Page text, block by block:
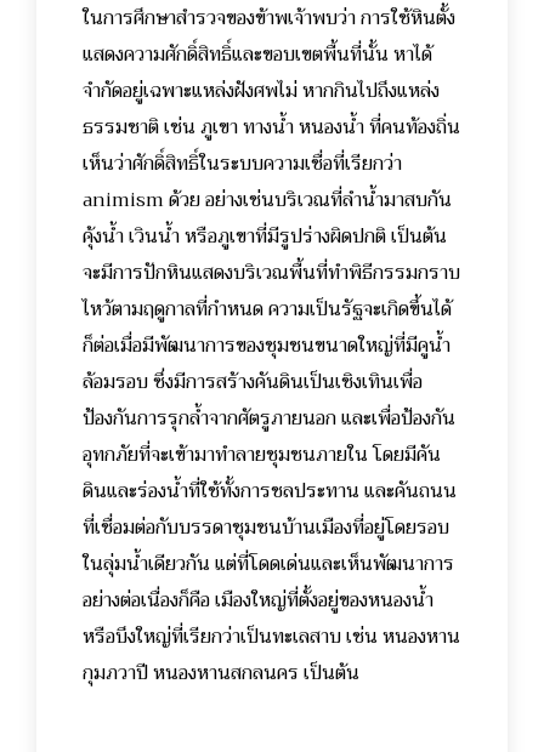
ในการศึกษาสำรวจของข้าพเจ้าพบว่า การใช้หินตั้ง
แสดงความศักดิ์สิทธิ์และขอบเขตพื้นที่นั้น หาได้
จำกัดอยู่เฉพาะแหล่งฝังศพไม่ หากกินไปถึงแหล่ง
ธรรมชาติ เช่น ภูเขา ทางน้ำ หนองน้ำ ที่คนท้องถิ่น
เห็นว่าศักดิ์สิทธิ์ในระบบความเชื่อที่เรียกว่า
animism ด้วย อย่างเช่นบริเวณที่ลำน้ำมาสบกัน
คุ้งน้ำ เวินน้ำ หรือภูเขาที่มีรูปร่างผิดปกติ เป็นต้น
จะมีการปักหินแสดงบริเวณพื้นที่ทำพิธีกรรมกราบ
ไหว้ตามฤดูกาลที่กำหนด ความเป็นรัฐจะเกิดขึ้นได้
ก็ต่อเมื่อมีพัฒนาการของชุมชนขนาดใหญ่ที่มีคูน้ำ
ล้อมรอบ ซึ่งมีการสร้างคันดินเป็นเชิงเทินเพื่อ
ป้องกันการรุกล้ำจากศัตรูภายนอก และเพื่อป้องกัน
อุทกภัยที่จะเข้ามาทำลายชุมชนภายใน โดยมีคัน
ดินและร่องน้ำที่ใช้ทั้งการชลประทาน และคันถนน
ที่เชื่อมต่อกับบรรดาชุมชนบ้านเมืองที่อยู่โดยรอบ
ในลุ่มน้ำเดียวกัน แต่ที่โดดเด่นและเห็นพัฒนาการ
อย่างต่อเนื่องก็คือ เมืองใหญ่ที่ตั้งอยู่ของหนองน้ำ
หรือบึงใหญ่ที่เรียกว่าเป็นทะเลสาบ เช่น หนองหาน
กุมภวาปี หนองหานสกลนคร เป็นต้น